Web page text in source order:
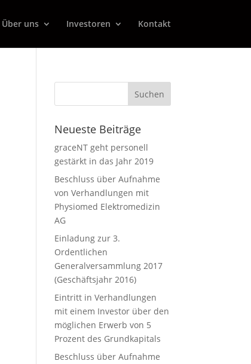
Über uns Investoren Kontakt
Neueste Beiträge
graceNT geht personell
gestärkt in das Jahr 2019
Beschluss über Aufnahme
von Verhandlungen mit
Physiomed Elektromedizin
AG
Einladung zur 3.
Ordentlichen
Generalversammlung 2017
(Geschäftsjahr 2016)
Eintritt in Verhandlungen
mit einem Investor über den
möglichen Erwerb von 5
Prozent des Grundkapitals
Beschluss über Aufnahme